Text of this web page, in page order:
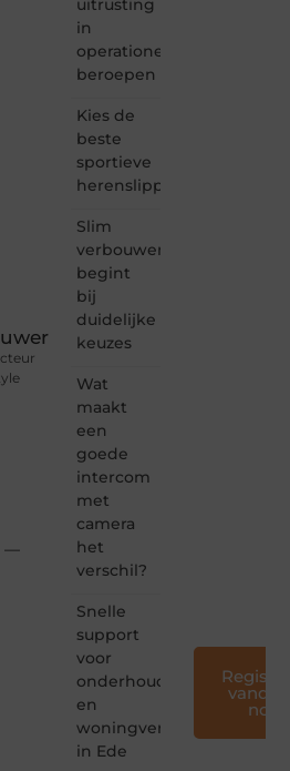
—
uitrusting
in
operationele
beroepen
Kies de
beste
sportieve
herenslippers
Slim
verbouwen
begint
bij
duidelijke
keuzes
Wat
maakt
een
goede
intercom
met
camera
het
verschil?
Snelle
support
voor
onderhoud
en
woningverbetering
in Ede
nog